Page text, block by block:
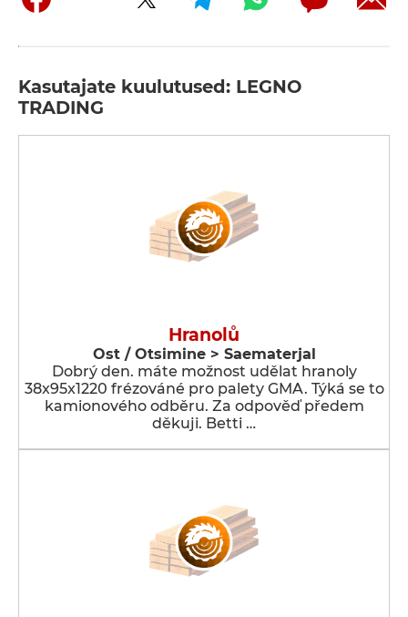
Kasutajate kuulutused: LEGNO
TRADING
Hranolů
Ost / Otsimine > Saematerjal
Dobrý den. máte možnost udělat hranoly
38x95x1220 frézováné pro palety GMA. Týká se to
kamionového odběru. Za odpověď předem
děkuji. Betti …